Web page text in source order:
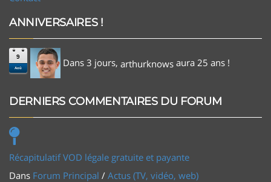
ANNIVERSAIRES !
9
Aoû Dans 3 jours, arthurknows aura 25 ans !
DERNIERS COMMENTAIRES DU FORUM
Récapitulatif VOD légale gratuite et payante
Dans Forum Principal / Actus (TV, vidéo, web)